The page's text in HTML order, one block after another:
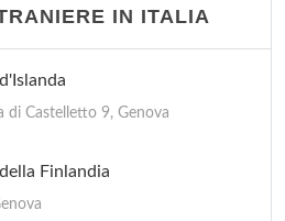
IN ITALIA
di Castelletto 9, Genova
Finlandia